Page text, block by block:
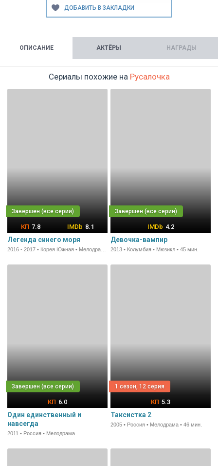
ОПИСАНИЕ АКТЁРЫ НАГРАДЫ
Сериалы похожие на Русалочка
7.8 8.1
Легенда синего моря
4.2
Девочка-вампир
2013 • Колумбия • Мюзикл • 45 мин.
6.0
Один единственный и
навсегда
2011 • Россия • Мелодрама
1 сезон, 12 серия
5.3
Таксистка 2
2005 • Россия • Мелодрама • 46 мин.